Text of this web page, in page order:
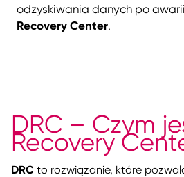
odzyskiwania danych po
Recovery Center.
DRC – Czym
Recovery
DRC to rozwiązanie, które